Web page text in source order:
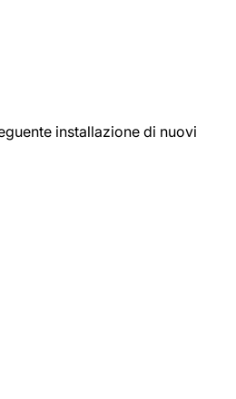
installazione di nuovi